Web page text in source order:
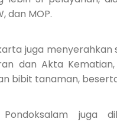
dan MOP.
juga
dan Akta
bibit tanaman,
juga